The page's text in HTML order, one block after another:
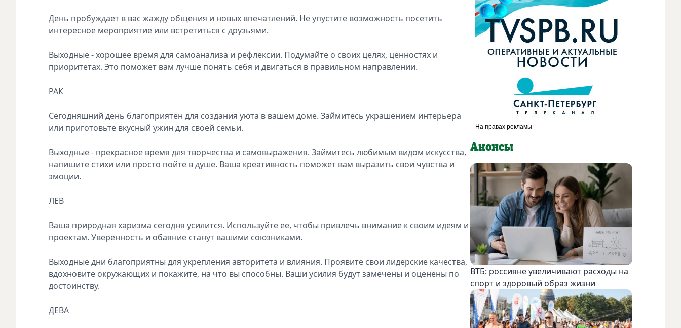
День пробуждает в вас жажду общения и новых впечатлений. Не упустите возможность посетить
интересное мероприятие или встретиться с друзьями.
Выходные - хорошее время для самоанализа и рефлексии. Подумайте о своих целях, ценностях и
приоритетах. Это поможет вам лучше понять себя и двигаться в правильном направлении.
РАК
Сегодняшний день благоприятен для создания уюта в вашем доме. Займитесь украшением интерьера
или приготовьте вкусный ужин для своей семьи.
Выходные - прекрасное время для творчества и самовыражения. Займитесь любимым видом искусства,
напишите стихи или просто пойте в душе. Ваша креативность поможет вам выразить свои чувства и
эмоции.
ЛЕВ
Ваша природная харизма сегодня усилится. Используйте ее, чтобы привлечь внимание к своим идеям и
проектам. Уверенность и обаяние станут вашими союзниками.
Выходные дни благоприятны для укрепления авторитета и влияния. Проявите свои лидерские качества,
вдохновите окружающих и покажите, на что вы способны. Ваши усилия будут замечены и оценены по
достоинству.
ДЕВА
Анонсы
ВТБ: россияне увеличивают расходы на
спорт и здоровый образ жизни